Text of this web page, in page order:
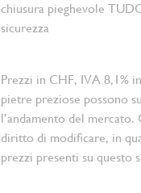
chiusura pieghevole
sicurezza
Prezzi in CHF, IVA 8,1%
pietre preziose possono
l’andamento del
diritto di modificare, in
prezzi presenti su questo